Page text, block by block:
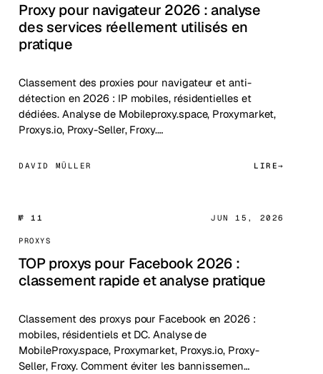
Proxy pour navigateur 2026 : analyse
des services réellement utilisés en
pratique
Classement des proxies pour navigateur et anti-
détection en 2026 : IP mobiles, résidentielles et
dédiées. Analyse de Mobileproxy.space, Proxymarket,
Proxys.io, Proxy-Seller, Froxy.…
DAVID MÜLLER LIRE
№ 11 JUN 15, 2026
PROXYS
TOP proxys pour Facebook 2026 :
classement rapide et analyse pratique
Classement des proxys pour Facebook en 2026 :
mobiles, résidentiels et DC. Analyse de
MobileProxy.space, Proxymarket, Proxys.io, Proxy-
Seller, Froxy. Comment éviter les bannissemen…